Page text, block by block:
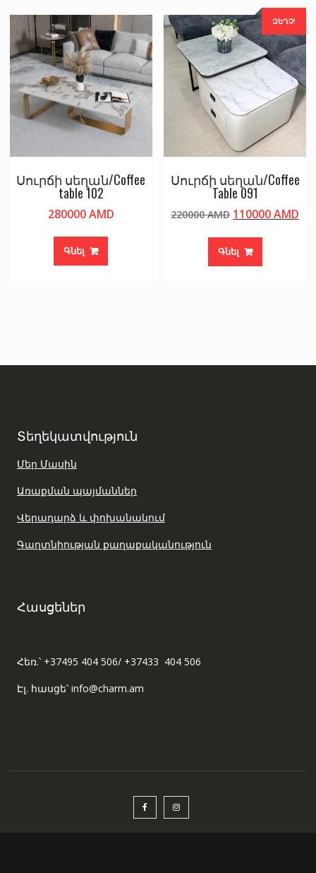
Սուրճի սեղան/Coffee
table 102
280000AMD
Գնել
ԶԵՂՉ!
Սուրճի սեղան/Coffee
Table 091
220000AMD Original
was:
220000 AMD.
110000AMD
Գնել
Տեղեկատվություն
Մեր Մասին
Առաքման պայմաններ
Վերադարձ և փոխանակում
Գաղտնիության քաղաքականություն
Հասցեներ
Հեռ.՝ +37495 404 506/ +37433 404 506
Էլ. հասցե՝ info@charm.am